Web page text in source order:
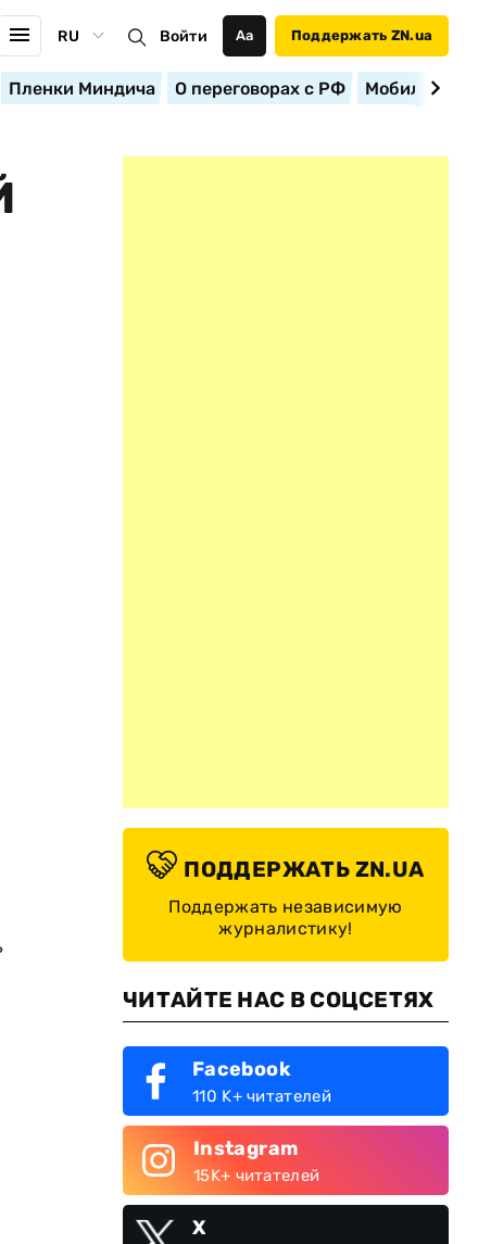
RU Войти Аа Поддержать ZN.ua
Пленки Миндича О переговорах с РФ
ПОДДЕРЖАТЬ ZN.UA
Поддержать независимую
журналистику!
ЧИТАЙТЕ НАС В СОЦСЕТЯХ
Facebook
110 K+ читателей
Instagram
15K+ читателей
X